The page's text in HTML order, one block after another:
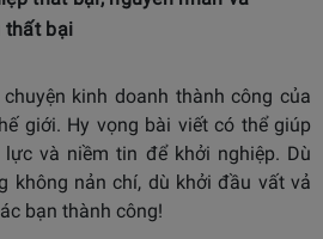
thất bại
kinh doanh thành công của
giới. Hy vọng bài viết có thể giúp
và niềm tin để khởi nghiệp. Dù
không nản chí, dù khởi đầu vất vả
bạn thành công!